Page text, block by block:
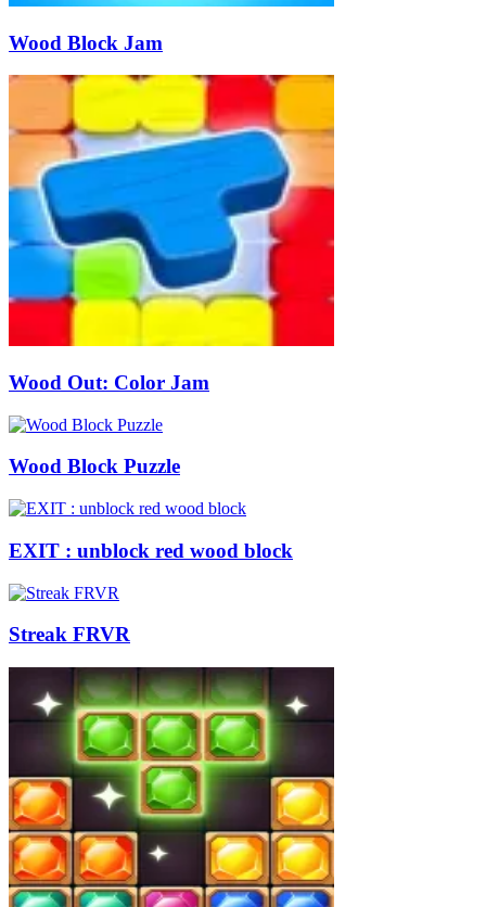
Wood Block Jam
Wood Out: Color Jam
Wood Block Puzzle
EXIT : unblock red wood block
Streak FRVR